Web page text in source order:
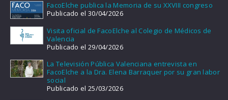
FacoElche publica la Memoria de su XXVIII congreso
Publicado el 30/04/2026
Visita oficial de FacoElche al Colegio de Médicos de
Valencia
Publicado el 29/04/2026
La Televisión Pública Valenciana entrevista en
FacoElche a la Dra. Elena Barraquer por su gran labor
social
Publicado el 25/03/2026